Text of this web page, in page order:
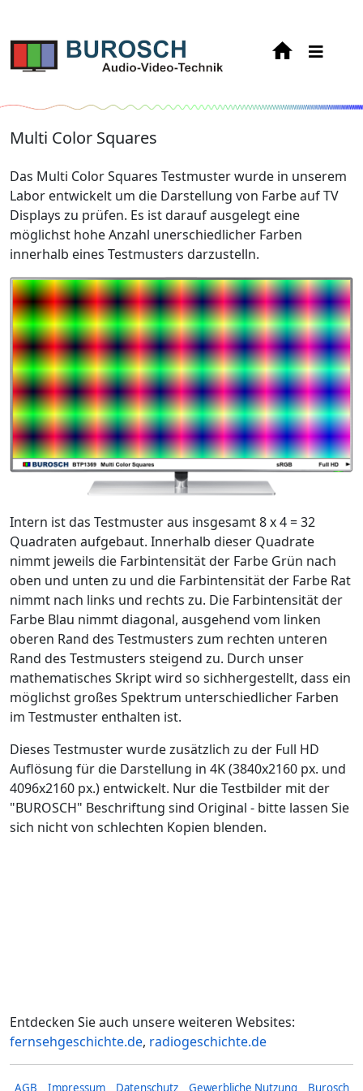
Multi Color Squares
Das Multi Color Squares Testmuster wurde in unserem
Labor entwickelt um die Darstellung von Farbe auf TV
Displays zu prüfen. Es ist darauf ausgelegt eine
möglichst hohe Anzahl unerschiedlicher Farben
innerhalb eines Testmusters darzustelln.
Intern ist das Testmuster aus insgesamt 8 x 4 = 32
Quadraten aufgebaut. Innerhalb dieser Quadrate
nimmt jeweils die Farbintensität der Farbe Grün nach
oben und unten zu und die Farbintensität der Farbe Rat
nimmt nach links und rechts zu. Die Farbintensität der
Farbe Blau nimmt diagonal, ausgehend vom linken
oberen Rand des Testmusters zum rechten unteren
Rand des Testmusters steigend zu. Durch unser
mathematisches Skript wird so sichhergestellt, dass ein
möglichst großes Spektrum unterschiedlicher Farben
im Testmuster enthalten ist.
Dieses Testmuster wurde zusätzlich zu der Full HD
Auflösung für die Darstellung in 4K (3840x2160 px. und
4096x2160 px.) entwickelt. Nur die Testbilder mit der
"BUROSCH" Beschriftung sind Original - bitte lassen Sie
sich nicht von schlechten Kopien blenden.
Entdecken Sie auch unsere weiteren Websites:
fernsehgeschichte.de, radiogeschichte.de
AGB Impressum Datenschutz Gewerbliche Nutzung Burosch